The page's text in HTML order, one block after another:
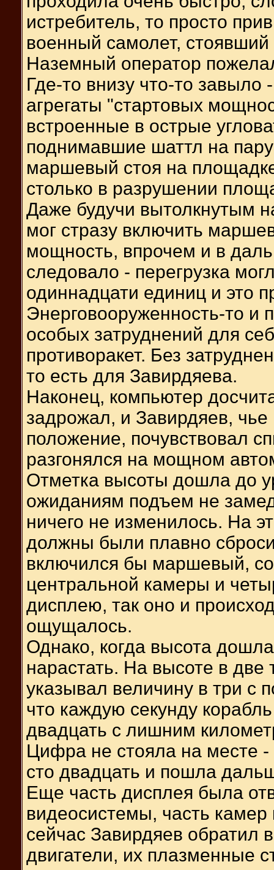
истребитель, то просто
военный самолет,
Наземный оператор
Где-то внизу что-то завыло
агрегаты "стартовых
встроенные в острые
поднимавшие шаттл на пару
маршевый стоя на
столько в разрушении
Даже будучи вытолкнутым
мог стразу включить
мощность, впрочем и в
следовало - перегрузка
одиннадцати единиц и это
Энерговооруженность-то и
особых затруднений для
противоракет. Без
то есть для Завирдяева.
Наконец, компьютер
задрожал, и Завирдяев,
положение, почувствовал
разгонялся на мощном
Отметка высоты дошла до
ожиданиям подъем не
ничего не изменилось. На
должны были плавно
включился бы маршевый,
центральной камеры и
дисплею, так оно и
ощущалось.
Однако, когда высота
нарастать. На высоте в
указывал величину в три с
что каждую секунду
двадцать с лишним
Цифра не стояла на месте
сто двадцать и пошла
Еще часть дисплея была
видеосистемы, часть камер
сейчас Завирдяев обратил
двигатели, их плазменные